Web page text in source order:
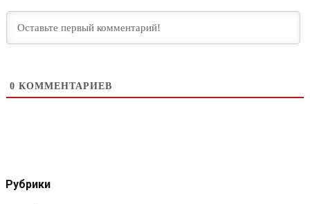
0 КОММЕНТАРИЕВ
Рубрики